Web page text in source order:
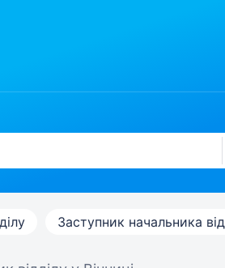
Заступник начальника